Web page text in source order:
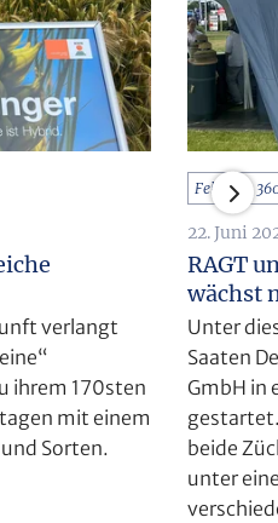
verlangt
ihrem 170sten
mit einem
Sorten.
Feldtage
22. Juni
RAGT
wächst
Unter
Saaten
GmbH in
beide
unter